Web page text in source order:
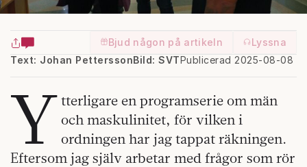
Bjud någon på artikeln
Lyssna
Text: Johan Pettersson
Publicerad 2025-08-08
Bild: SVT
Y tterligare en programserie om män
och maskulinitet, för vilken i
ordningen har jag tappat räkningen.
Eftersom jag själv arbetar med frågor som rör